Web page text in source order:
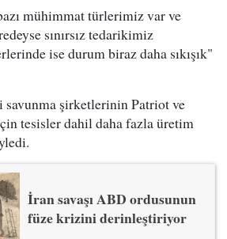
mühimmat türlerimiz var ve
sınırsız tedarikimiz
ise durum biraz daha sıkışık"
şirketlerinin Patriot ve
tesisler dahil daha fazla üretim
İran savaşı ABD ordusunun
füze krizini derinleştiriyor